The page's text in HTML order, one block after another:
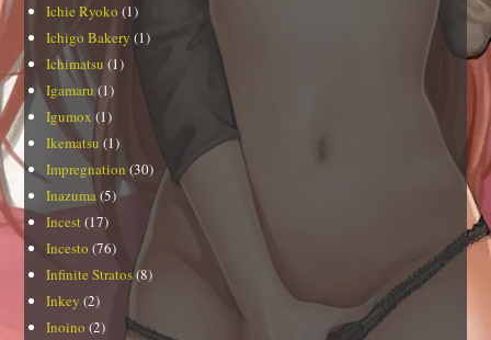
Ichie Ryoko (1)
Ichigo Bakery (1)
Ichimatsu (1)
Igamaru (1)
Igumox (1)
Ikematsu (1)
Impregnation (30)
Inazuma(5)
Incest(17)
Incesto (76)
Infinite Stratos(8)
Inkey (2)
Inoino (2)